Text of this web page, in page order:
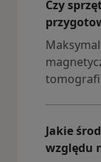
Czy
Jakie
względu